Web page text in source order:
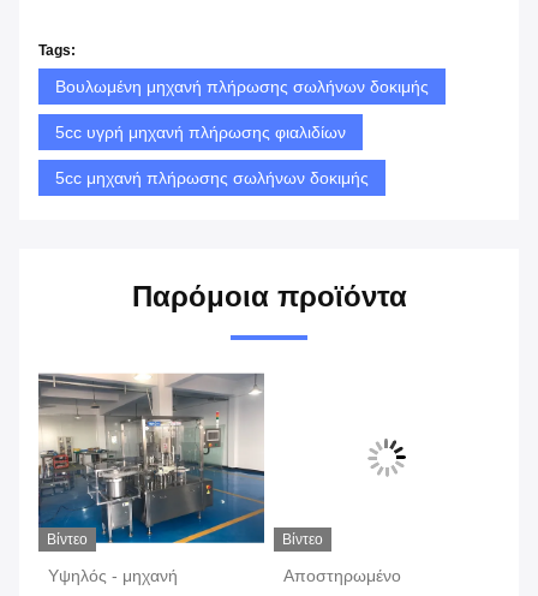
Tags:
Βουλωμένη μηχανή πλήρωσης σωλήνων δοκιμής
5cc υγρή μηχανή πλήρωσης φιαλιδίων
5cc μηχανή πλήρωσης σωλήνων δοκιμής
Παρόμοια προϊόντα
Βίντεο
Υψηλός - μηχανή
Βίντεο
Αποστηρωμένο